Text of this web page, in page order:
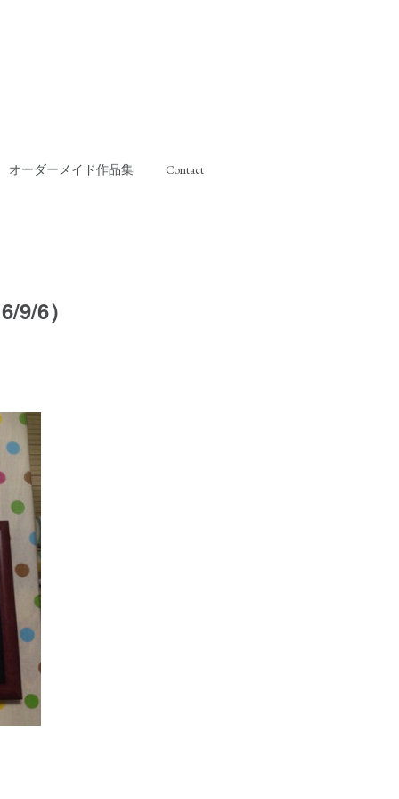
オーダーメイド作品集 Contact
9/6）